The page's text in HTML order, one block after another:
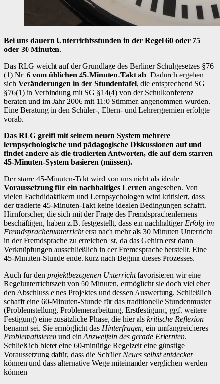
Bei uns dauern Unterrichtsstunden in der Regel 60 oder 75
oder 30 Minuten.
Das RLG weicht auf der Grundlage des Berliner Schulgesetzes §76
(1) Nr. 6 vom üblichen 45-Minuten-Takt ab. Dadurch ergeben
sich Veränderungen in der Stundentafel, die entsprechend SG
§76(1) in Verbindung mit SG §14(4) von der Schulkonferenz
beraten und im Jahr 2006 mit 11:0 Stimmen angenommen wurden.
Eine Beratung in den Schüler-, Eltern- und Lehrergremien erfolgte
vorab.
Das RLG greift mit seinem neuen System mehrere
lernpsychologische und pädagogische Diskussionen auf und
findet andere als die tradierten Antworten, die auf dem starren
45-Minuten-System basieren (müssen).
Der starre 45-Minuten-Takt wird von uns nicht als ideale
Voraussetzung für ein nachhaltiges Lernen angesehen. Von
vielen Fachdidaktikern und Lernpsychologen wird kritisiert, dass
der tradierte 45-Minuten-Takt keine idealen Bedingungen schafft.
Hirnforscher, die sich mit der Frage des Fremdsprachenlernens
beschäftigen, haben z.B. festgestellt, dass ein nachhaltiger Erfolg im
Fremdsprachenunterrichterst nach mehr als 30 Minuten Unterricht
in der Fremdsprache zu erreichen ist, da das Gehirn erst dann
Verknüpfungen ausschließlich in der Fremdsprache herstellt. Eine
45-Minuten-Stunde endet kurz nach Beginn dieses Prozesses.
Auch für den projektbezogenen Unterrichtfavorisieren wir eine
Regelunterrichtszeit von 60 Minuten, ermöglicht sie doch viel eher
den Abschluss eines Projektes und dessen Auswertung. Schließlich
schafft eine 60-Minuten-Stunde für das traditionelle Stundenmuster
(Problemstellung, Problemerarbeitung, Erstfestigung, ggf. weitere
Festigung) eine zusätzliche Phase, die hier als kritische Reflexion
benannt sei. Sie ermöglicht das Hinterfragen, ein umfangreicheres
Problematisieren und ein Anzweifeln des gerade Erlernten.
Schließlich bietet eine 60-minütige Regelzeit eine günstige
Voraussetzung dafür, dass die Schüler Neues selbst entdecken
können und dass alternative Wege miteinander verglichen werden
können.